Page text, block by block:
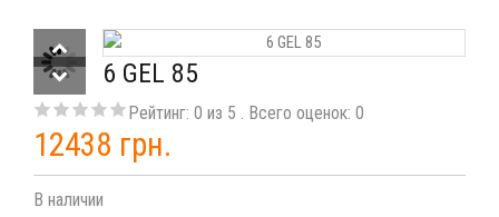
6 GEL 85
Рейтинг: 0 из 5 . Всего оценок: 0
12438 грн.
В наличии